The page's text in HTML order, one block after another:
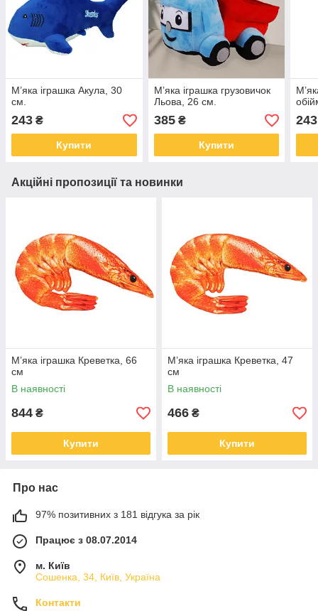
М’яка іграшка Акула, 30
см.
243 ₴
Купити
М’яка іграшка грузовичок
Льова, 26 см.
385₴
Купити
243
Акційні пропозиції та новинки
М’яка іграшка Креветка, 66
см
В наявності
844 ₴
Купити
М’яка іграшка Креветка, 47
см
В наявності
466 ₴
Купити
Про нас
97% позитивних з 181 відгука за рік
Працює з 08.07.2014
м. Київ
Сошенка, 34, Київ, Україна
Контакти